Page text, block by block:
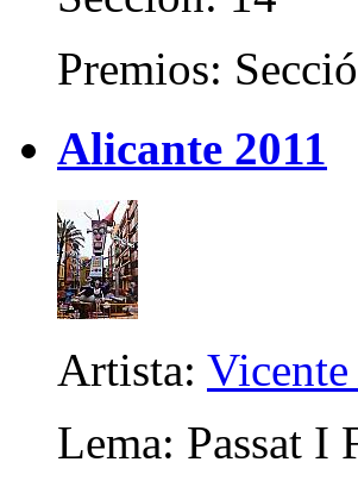
Premios:
Alicante 2011
Artista:
Lema: Passat I